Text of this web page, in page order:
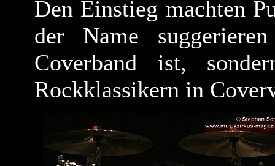
Den Einstieg machten
der Name
Coverband ist,
Rockklassikern in